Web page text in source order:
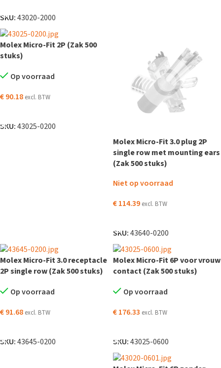
SKU:43020-2000
Molex Micro-Fit 2P (Zak 500
stuks)
Op voorraad
€90.18 excl. BTW
SKU:43025-0200
Molex Micro-Fit 3.0 plug 2P
single row met mounting ears
(Zak 500 stuks)
Niet op voorraad
€114.39 excl. BTW
SKU:43640-0200
Molex Micro-Fit 3.0 receptacle
2P single row (Zak 500 stuks)
Op voorraad
€91.68 excl. BTW
SKU:43645-0200
Molex Micro-Fit 6P voor vrouw
contact (Zak 500 stuks)
Op voorraad
€176.33 excl. BTW
SKU:43025-0600